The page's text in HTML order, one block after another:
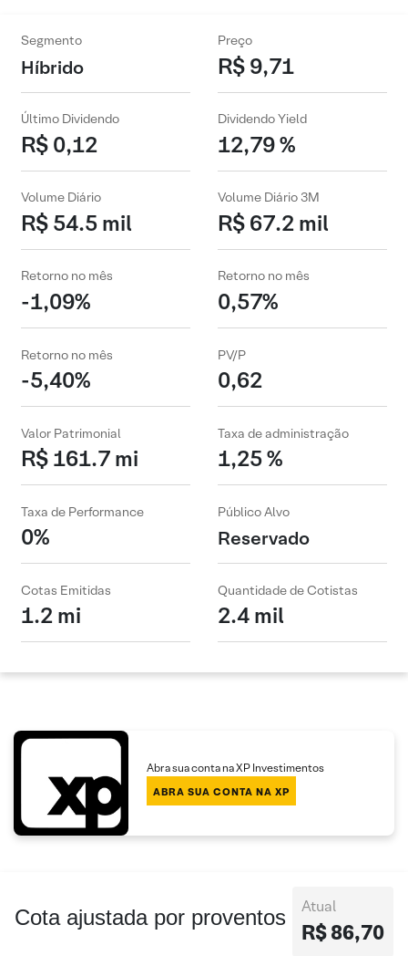
Segmento
Híbrido
Preço
R$ 9,71
Último Dividendo
R$ 0,12
Dividendo Yield
12,79 %
Volume Diário
R$ 54.5 mil
Volume Diário 3M
R$ 67.2 mil
Retorno no mês
-1,09%
Retorno no mês
0,57%
Retorno no mês
-5,40%
PV/P
0,62
Valor Patrimonial
R$ 161.7 mi
Taxa de administração
1,25 %
Taxa de Performance
0%
Público Alvo
Reservado
Cotas Emitidas
1.2 mi
Quantidade de Cotistas
2.4 mil
Abra sua conta na XP Investimentos
ABRA SUA CONTA NA XP
Cota ajustada por proventos Atual
R$ 86,70